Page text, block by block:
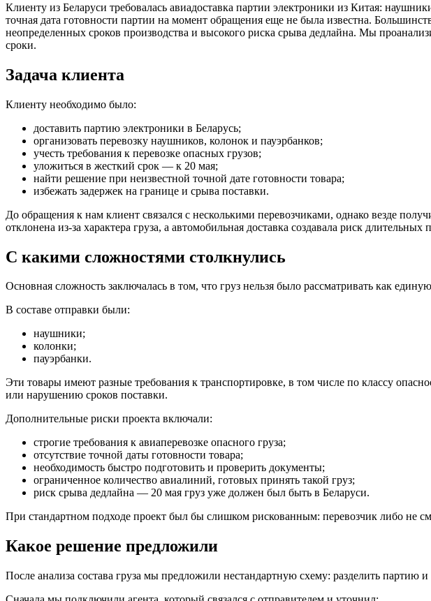
Клиенту из Беларуси требовалась авиадоставка партии электроники из Китая:
точная дата готовности партии на момент обращения еще не была известна.
неопределенных сроков производства и высокого риска срыва дедлайна. Мы
сроки.
Задача клиента
Клиенту необходимо было:
доставить партию электроники в Беларусь;
организовать перевозку наушников, колонок и пауэрбанков;
учесть требования к перевозке опасных грузов;
уложиться в жесткий срок — к 20 мая;
найти решение при неизвестной точной дате готовности товара;
избежать задержек на границе и срыва поставки.
До обращения к нам клиент связался с несколькими перевозчиками, однако везде
отклонена из-за характера груза, а автомобильная доставка создавала риск длительных
С какими сложностями столкнулись
Основная сложность заключалась в том, что груз нельзя было рассматривать как
В составе отправки были:
наушники;
колонки;
пауэрбанки.
Эти товары имеют разные требования к транспортировке, в том числе по классу
или нарушению сроков поставки.
Дополнительные риски проекта включали:
строгие требования к авиаперевозке опасного груза;
отсутствие точной даты готовности товара;
необходимость быстро подготовить и проверить документы;
ограниченное количество авиалиний, готовых принять такой груз;
риск срыва дедлайна — 20 мая груз уже должен был быть в Беларуси.
При стандартном подходе проект был бы слишком рискованным: перевозчик либо не
Какое решение предложили
После анализа состава груза мы предложили нестандартную схему: разделить партию